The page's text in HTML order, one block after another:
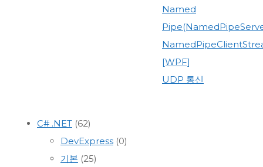
Named
[WPF]
UDP 통신
C# .NET (62)
DevExpress (0)
기본 (25)